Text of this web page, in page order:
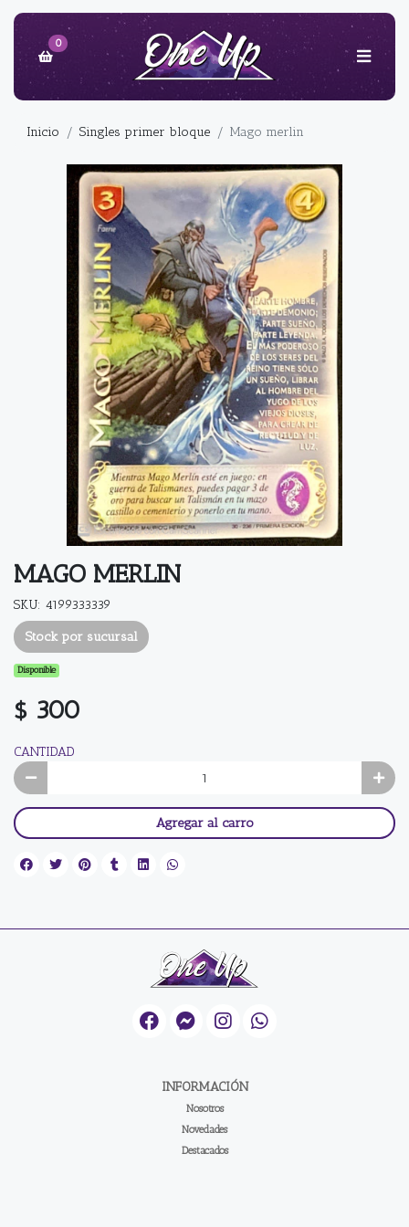
0
Inicio Singles primer bloque Mago merlin
MAGO MERLIN
SKU: 4199333339
Stock por sucursal
Disponible
$ 300
CANTIDAD
Agregar al carro
INFORMACIÓN
Nosotros
Novedades
Destacados